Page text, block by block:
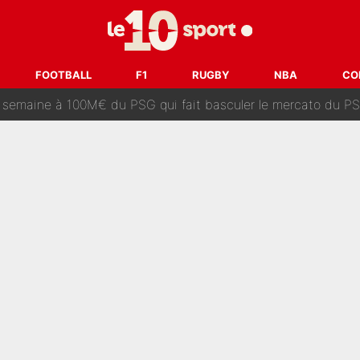
FOOTBALL F1 RUGBY NBA
Barcola trop cher pour Liverpool
la fake news : Le feuilleton continue !
à 100M€ du PSG qui fait basculer le mercato du